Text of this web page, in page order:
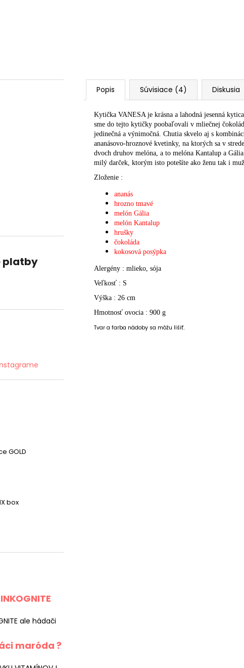
platby
GOLD
box
ale hádači
maróda ?
Popis Súvisiace (4) Diskusia
Kytička VANESA je krásna a lahodná jesenná
sme do tejto kytičky poobaľovali v mliečnej
jedinečná a výnimočná. Chutia skvelo aj s
ananásovo-hroznové kvetinky, na ktorých sa v
dvoch druhov melóna, a to melóna Kantalup a
milý darček, ktorým isto potešíte ako ženu tak i
Zloženie :
ananás
hrozno tmavé
melón Gália
melón Kantalup
hrušky
čokoláda
kokosová posýpka
Alergény : mlieko, sója
Veľkosť : S
Výška : 26 cm
Hmotnosť ovocia : 900 g
Tvar a farba nádoby sa môžu líšiť.